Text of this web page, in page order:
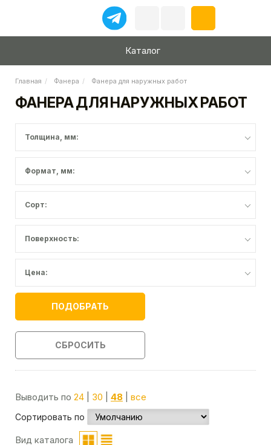
Каталог
Главная Фанера Фанера для наружных работ
ФАНЕРА ДЛЯ НАРУЖНЫХ РАБОТ
Толщина, мм:
Формат, мм:
Сорт:
Поверхность:
Цена:
ПОДОБРАТЬ
СБРОСИТЬ
Выводить по 24 30 48 все
Сортировать по
Вид каталога